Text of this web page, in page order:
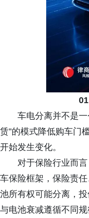
车电分离并不是
赁”的模式降低购车门
开始发生变化。
对于保险行业而
车保险框架，保险责
池所有权可能分离，
与电池衰减遵循不同